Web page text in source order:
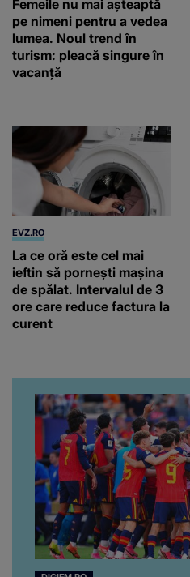
Femeile nu mai așteaptă
pe nimeni pentru a vedea
lumea. Noul trend în
turism: pleacă singure în
vacanță
EVZ.RO
La ce oră este cel mai
ieftin să pornești mașina
de spălat. Intervalul de 3
ore care reduce factura la
curent